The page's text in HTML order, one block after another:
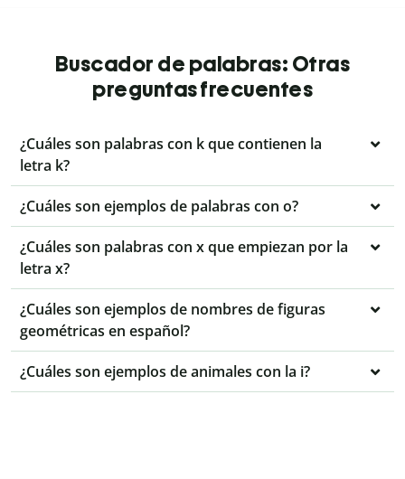
Buscador de palabras: Otras
preguntas frecuentes
¿Cuáles son palabras con k que contienen la
letra k?
¿Cuáles son ejemplos de palabras con o?
¿Cuáles son palabras con x que empiezan por la
letra x?
¿Cuáles son ejemplos de nombres de figuras
geométricas en español?
¿Cuáles son ejemplos de animales con la i?